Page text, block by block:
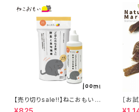
【売り切りsale!!】ねこおもい 猫
ご飯の吐き戻しに 酵素と食物繊
［お